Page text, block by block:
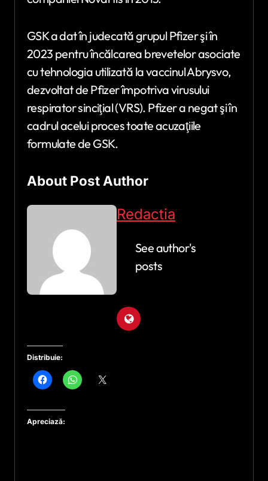
GSK a dat în judecată grupul Pfizer şi în
2023 pentru încălcarea brevetelor asociate
cu tehnologia utilizată la vaccinul Abrysvo,
dezvoltat de Pfizer împotriva virusului
respirator sinciţial (VRS). Pfizer a negat şi în
cadrul acelui proces toate acuzaţiile
formulate de GSK.
About Post Author
Redactia
See author's
posts
Distribuie:
Apreciază: